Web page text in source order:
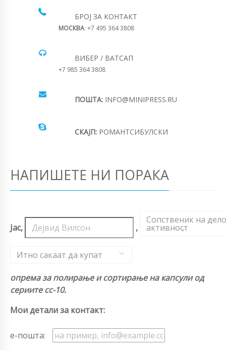
БРОЈ ЗА КОНТАКТ
МОСКВА: +7 495 364 3808
ВИБЕР / ВАТСАП
+7 985 364 3808
ПОШТА: INFO@MINIPRESS.RU
СКАЈП: РОМАНТСИБУЛСКИ
НАПИШЕТЕ НИ ПОРАКА
Јас, ,
Сопственик на
активност
,
Итно сакаат да купат
опрема за полирање и сортирање на капсули од
сериите cc-10.
Мои детали за контакт:
е-пошта: